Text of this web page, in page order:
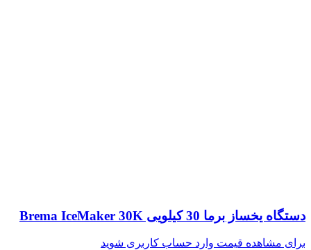
دستگاه یخساز برما 30 کیلویی Brema IceMaker 30K
برای مشاهده قیمت وارد حساب کاربری شوید